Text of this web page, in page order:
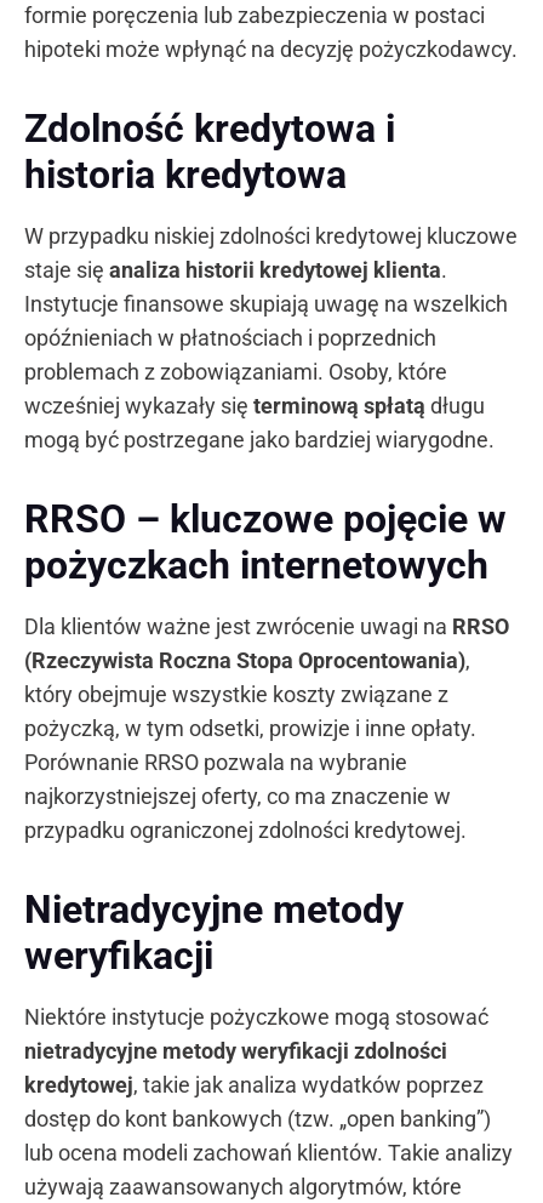
formie poręczenia lub zabezpieczenia w postaci
hipoteki może wpłynąć na decyzję pożyczkodawcy.
Zdolność kredytowa i
historia kredytowa
W przypadku niskiej zdolności kredytowej kluczowe
staje się analiza historii kredytowej klienta.
Instytucje finansowe skupiają uwagę na wszelkich
opóźnieniach w płatnościach i poprzednich
problemach z zobowiązaniami. Osoby, które
wcześniej wykazały się terminową spłatą długu
mogą być postrzegane jako bardziej wiarygodne.
RRSO – kluczowe pojęcie w
pożyczkach internetowych
Dla klientów ważne jest zwrócenie uwagi na RRSO
(Rzeczywista Roczna Stopa Oprocentowania),
który obejmuje wszystkie koszty związane z
pożyczką, w tym odsetki, prowizje i inne opłaty.
Porównanie RRSO pozwala na wybranie
najkorzystniejszej oferty, co ma znaczenie w
przypadku ograniczonej zdolności kredytowej.
Nietradycyjne metody
weryfikacji
Niektóre instytucje pożyczkowe mogą stosować
nietradycyjne metody weryfikacji zdolności
kredytowej, takie jak analiza wydatków poprzez
dostęp do kont bankowych (tzw. „open banking”)
lub ocena modeli zachowań klientów. Takie analizy
używają zaawansowanych algorytmów, które